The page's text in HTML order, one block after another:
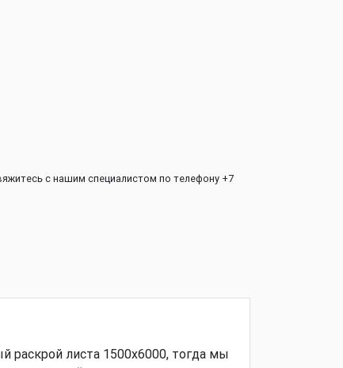
с нашим специалистом по телефону +7
раскрой листа 1500х6000, тогда мы